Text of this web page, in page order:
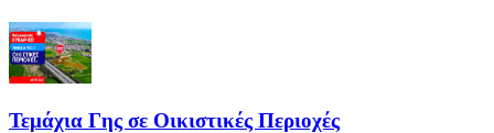
Τεμάχια Γης σε Οικιστικές Περιοχές